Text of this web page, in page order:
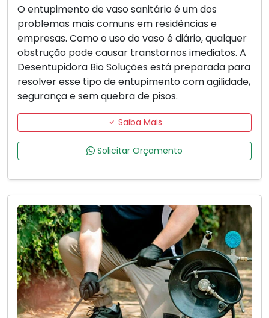
O entupimento de vaso sanitário é um dos
problemas mais comuns em residências e
empresas. Como o uso do vaso é diário, qualquer
obstrução pode causar transtornos imediatos. A
Desentupidora Bio Soluções está preparada para
resolver esse tipo de entupimento com agilidade,
segurança e sem quebra de pisos.
Saiba Mais
Solicitar Orçamento